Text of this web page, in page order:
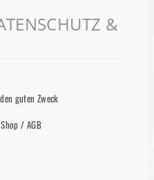
&
guten Zweck
/ AGB